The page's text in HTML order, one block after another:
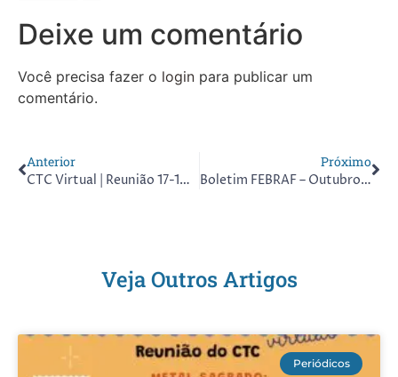
Deixe um comentário
Você precisa fazer o login para publicar um
comentário.
Anterior
CTC Virtual | Reunião 17-10-2020
Próximo
Boletim FEBRAF – Outubro 2020
Veja Outros Artigos
Periódicos